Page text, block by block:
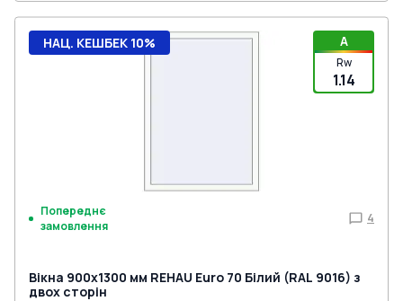
A
Rw
1.14
НАЦ. КЕШБЕК 10%
Попереднє
замовлення
4
Вікна 900x1300 мм REHAU Euro 70 Білий (RAL 9016) з
двох сторін